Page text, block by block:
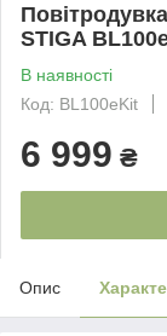
STIGA
В наявності
Код: BL100eKit
6 999 ₴
Опис